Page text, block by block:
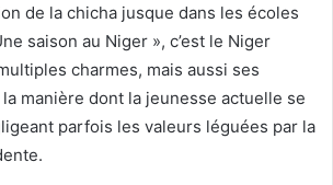
de la chicha jusque dans les écoles
saison au Niger », c’est le Niger
charmes, mais aussi ses
manière dont la jeunesse actuelle se
parfois les valeurs léguées par la